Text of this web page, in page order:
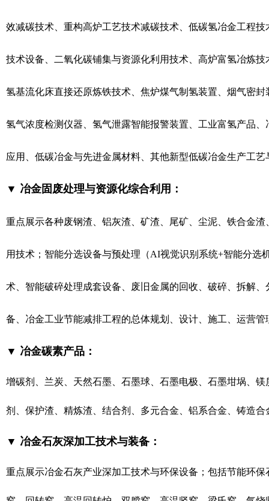
效减碳技术、重构高炉工艺技术减碳技术、低碳氢冶金工程
技术设备、二氧化碳铺集与资源化利用技术、高炉富氢冶炼
氢基流化床直接还原炼铁技术、焦炉煤气制氢装置、烟气密
氢气浓度检测仪器、氢气泄露智能报警装置、工业富氢产品
应用、低碳冶金与先进金属材料、其他新型低碳冶金生产工艺
▼ 冶金固废处理与资源化综合利用：
重点展示各种废钢渣、铝灰渣、矿渣、尾矿、尘泥、铁合金
用技术；智能分选设备与预处理（AI视觉识别系统+智能分
术、智能破碎处理成套设备、废旧金属的回收、破碎、拆解
备、冶金工业节能减排工程的总体规划、设计、施工、运营
▼ 冶金碳素产品：
增碳剂、兰炭、天然石墨、石墨球、石墨电极、石墨坩埚、
剂、保护渣、精炼渣、结合剂、多元合金、铝系合金、铸造
▼ 冶金石灰深加工技术与装备：
重点展示冶金石灰产业深加工技术与环保设备 ； 包括节能环保